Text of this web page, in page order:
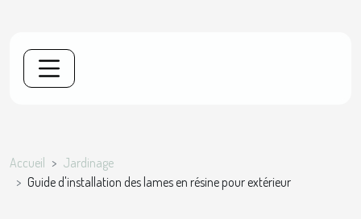
Accueil
Jardinage
Guide d'installation des lames en résine pour extérieur